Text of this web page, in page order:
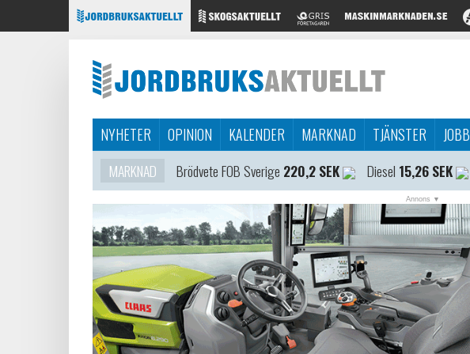
NYHETER OPINION KALENDER MARKNAD TJÄNSTER JOBB
MARKNAD
Brödvete FOB Sverige 220,2 SEK Diesel 15,26 SEK